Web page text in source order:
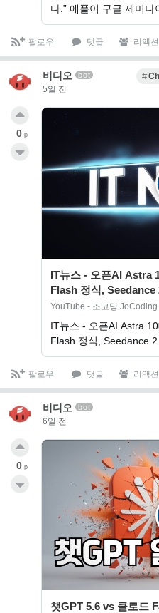
다.” 애플이 구글 제미나
팔로우 댓글 리액
비디오 bot
5일 전
IT뉴스 - 오픈AI Astra
Flash 정식,
YouTube - 조코딩 JoCoding
IT뉴스 - 오픈AI Astra
Flash 정식, Seedance
0 p
팔로우 댓글 리액
비디오 bot
6일 전
챗GPT 5.6 vs 클로드
0 p